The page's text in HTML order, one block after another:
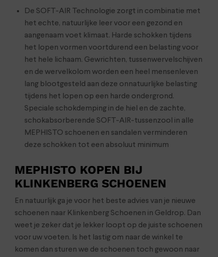
De SOFT-AIR Technologie zorgt in combinatie met
het echte, natuurlijke leer voor een gezond en
aangenaam voet klimaat. Harde schokken tijdens
het lopen vormen voortdurend een belasting voor
het hele lichaam. Gewrichten, tussenwervelschijven
en de wervelkolom worden een heel mensenleven
lang blootgesteld aan deze onnatuurlijke belasting
tijdens het lopen op een harde ondergrond.
Speciale schokdemping in de hiel en de zachte,
schokabsorberende SOFT-AIR-tussenzool in alle
MEPHISTO schoenen en sandalen verminderen
deze schokken tot een absoluut minimum
MEPHISTO KOPEN BIJ
KLINKENBERG SCHOENEN
En natuurlijk ga je voor het beste advies van je nieuwe
schoenen naar Klinkenberg Schoenen in Geldrop. Dan
weet je zeker dat je lekker loopt op de juiste schoenen
voor uw voeten. Is het lastig om naar de winkel te
komen dan sturen we de schoenen toch gewoon naar